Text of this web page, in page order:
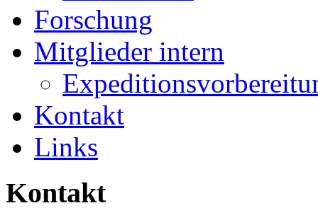
Forschung
Mitglieder intern
Kontakt
Links
Kontakt